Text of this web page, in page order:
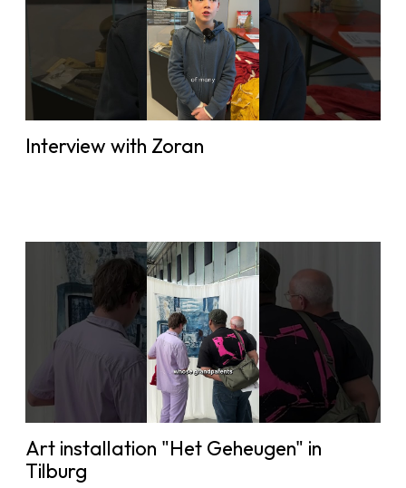
Interview with Zoran
Art installation "Het Geheugen" in
Tilburg